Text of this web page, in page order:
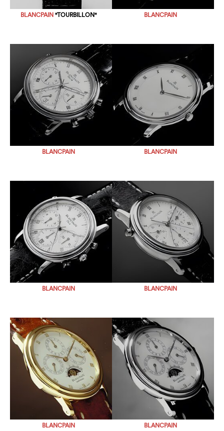
BLANCPAIN"TOURBILLON" BLANCPAIN
BLANCPAIN BLANCPAIN
BLANCPAIN BLANCPAIN
BLANCPAIN BLANCPAIN